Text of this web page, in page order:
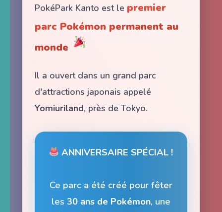
PokéPark Kanto est le premier
parc Pokémon permanent au
monde
Il a ouvert dans un grand parc
d'attractions japonais appelé
Yomiuriland, près de Tokyo.
ANNIVERSAIRE SPÉCIAL !
Ce parc a été créé pour fêter
les 30 ans de Pokémon, une